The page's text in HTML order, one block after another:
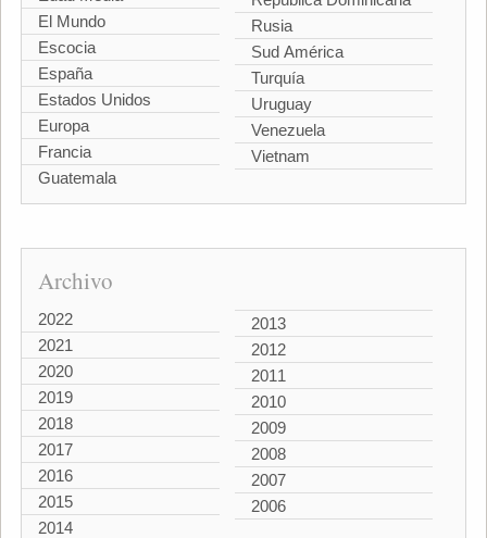
El Mundo
Escocia
España
Estados Unidos
Europa
Francia
Guatemala
Rusia
Sud América
Turquía
Uruguay
Venezuela
Vietnam
Archivo
2022
2021
2020
2019
2018
2017
2016
2015
2014
2013
2012
2011
2010
2009
2008
2007
2006